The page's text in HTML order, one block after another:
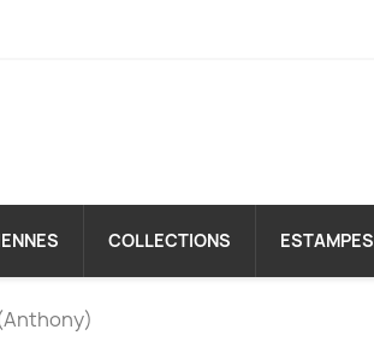
COLLECTIONS ESTAMPES